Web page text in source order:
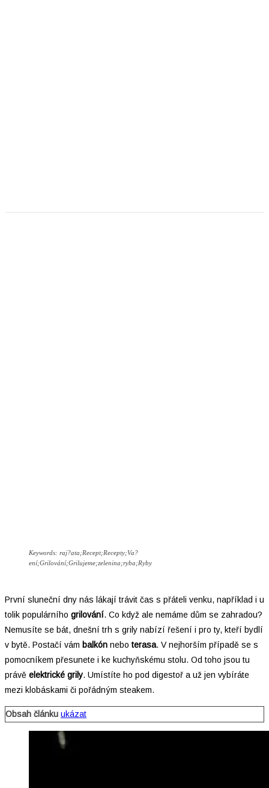
Keywords: raj?ata;Recept;Recepty;Va?
ení;Grilování;Grilujeme;zelenina;ryba;Ryby
První sluneční dny nás lákají trávit čas s přáteli venku, například i u
tolik populárního grilování. Co když ale nemáme dům se zahradou?
Nemusíte se bát, dnešní trh s grily nabízí řešení i pro ty, kteří bydlí
v bytě. Postačí vám balkón nebo terasa. V nejhorším případě se s
pomocníkem přesunete i ke kuchyňskému stolu. Od toho jsou tu
právě elektrické grily. Umístíte ho pod digestoř a už jen vybíráte
mezi klobáskami či pořádným steakem.
Obsah článku ukázat